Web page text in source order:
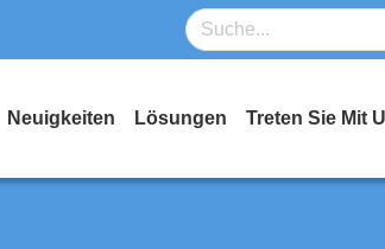
Neuigkeiten Lösungen